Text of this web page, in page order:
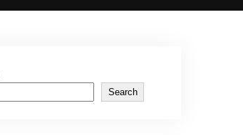
Search